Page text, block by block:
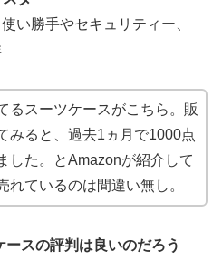
い勝手やセキュリティー、
るスーツケースがこちら。販
みると、過去1ヵ月で1000点
した。とAmazonが紹介して
れているのは間違い無し。
スの評判は良いのだろう